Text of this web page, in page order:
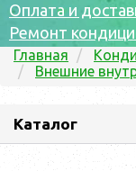
Оплата и
Ремонт
Главная
Внешние
Каталог